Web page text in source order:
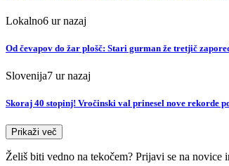
Lokalno6 ur nazaj
Od čevapov do žar plošč: Stari gurman že tretjič
Slovenija7 ur nazaj
Skoraj 40 stopinj! Vročinski val prinesel nove rekorde
Prikaži več
Želiš biti vedno na tekočem? Prijavi se na